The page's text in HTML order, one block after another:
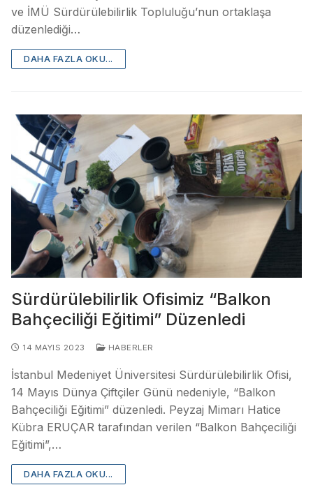
ve İMÜ Sürdürülebilirlik Topluluğu’nun ortaklaşa
düzenlediği…
DAHA FAZLA OKU...
Sürdürülebilirlik Ofisimiz “Balkon
Bahçeciliği Eğitimi” Düzenledi
14 MAYIS 2023 HABERLER
İstanbul Medeniyet Üniversitesi Sürdürülebilirlik Ofisi,
14 Mayıs Dünya Çiftçiler Günü nedeniyle, “Balkon
Bahçeciliği Eğitimi” düzenledi. Peyzaj Mimarı Hatice
Kübra ERUÇAR tarafından verilen “Balkon Bahçeciliği
Eğitimi”,…
DAHA FAZLA OKU...